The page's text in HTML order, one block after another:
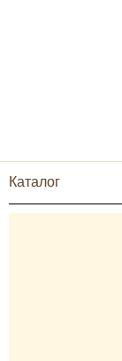
Каталог